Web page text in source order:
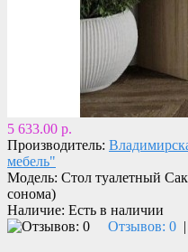
5 633.00 р.
Производитель:
мебель"
Модель: Стол туалетный
сонома)
Наличие: Есть в наличии
Отзывов: 0 |